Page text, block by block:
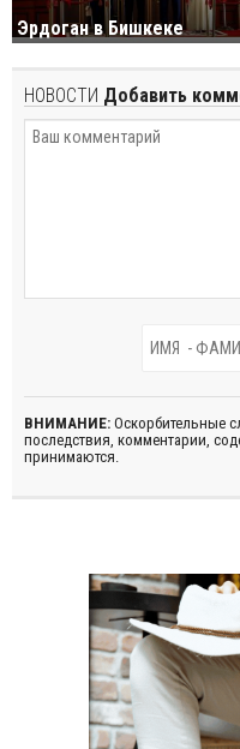
Эрдоган в Бишкеке
НОВОСТИ Добавить
ВНИМАНИЕ: Оскорбительные
последствия, комментарии,
принимаются.